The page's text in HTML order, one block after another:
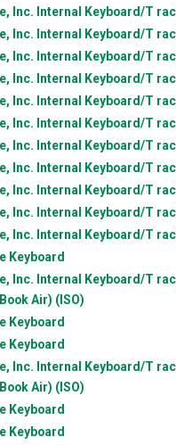
Inc. Internal Keyboard/T
Inc. Internal Keyboard/T
Inc. Internal Keyboard/T
Inc. Internal Keyboard/T
Inc. Internal Keyboard/T
Inc. Internal Keyboard/T
Inc. Internal Keyboard/T
Inc. Internal Keyboard/T
Inc. Internal Keyboard/T
Inc. Internal Keyboard/T
Inc. Internal Keyboard/T
Keyboard
Inc. Internal Keyboard/T
Air) (ISO)
Keyboard
Keyboard
Inc. Internal Keyboard/T
Air) (ISO)
Keyboard
Keyboard